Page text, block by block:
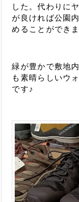
した。代わりに
が良ければ公園
めることができま
緑が豊かで敷地
も素晴らしいウ
です♪